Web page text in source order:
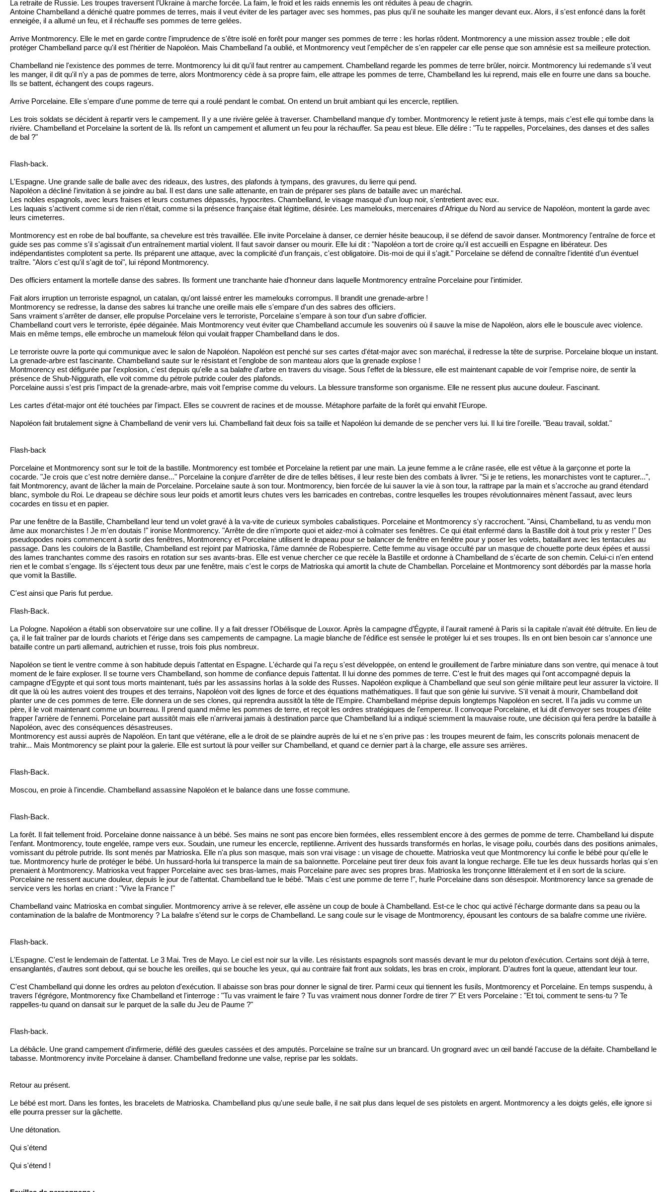
La retraite de Russie. Les troupes traversent l'Ukraine à marche forcée. La faim, le froid et les raids ennemis les ont réduites à peau de chagrin.
Antoine Chambelland a déniché quatre pommes de terres, mais il veut éviter de les partager avec ses hommes, pas plus qu'il ne souhaite les manger devant eux. Alors, il s'est enfoncé dans la forêt
enneigée, il a allumé un feu, et il réchauffe ses pommes de terre gelées.
Arrive Montmorency. Elle le met en garde contre l'imprudence de s'être isolé en forêt pour manger ses pommes de terre : les horlas rôdent. Montmorency a une mission assez trouble ; elle doit
protéger Chambelland parce qu'il est l'héritier de Napoléon. Mais Chambelland l'a oublié, et Montmorency veut l'empêcher de s'en rappeler car elle pense que son amnésie est sa meilleure protection.
Chambelland nie l'existence des pommes de terre. Montmorency lui dit qu'il faut rentrer au campement. Chambelland regarde les pommes de terre brûler, noircir. Montmorency lui redemande s'il veut
les manger, il dit qu'il n'y a pas de pommes de terre, alors Montmorency cède à sa propre faim, elle attrape les pommes de terre, Chambelland les lui reprend, mais elle en fourre une dans sa bouche.
Ils se battent, échangent des coups rageurs.
Arrive Porcelaine. Elle s'empare d'une pomme de terre qui a roulé pendant le combat. On entend un bruit ambiant qui les encercle, reptilien.
Les trois soldats se décident à repartir vers le campement. Il y a une rivière gelée à traverser. Chambelland manque d'y tomber. Montmorency le retient juste à temps, mais c'est elle qui tombe dans la
rivière. Chambelland et Porcelaine la sortent de là. Ils refont un campement et allument un feu pour la réchauffer. Sa peau est bleue. Elle délire : "Tu te rappelles, Porcelaines, des danses et des salles
de bal ?"
Flash-back.
L'Espagne. Une grande salle de balle avec des rideaux, des lustres, des plafonds à tympans, des gravures, du lierre qui pend.
Napoléon a décliné l'invitation à se joindre au bal. Il est dans une salle attenante, en train de préparer ses plans de bataille avec un maréchal.
Les nobles espagnols, avec leurs fraises et leurs costumes dépassés, hypocrites. Chambelland, le visage masqué d'un loup noir, s'entretient avec eux.
Les laquais s'activent comme si de rien n'était, comme si la présence française était légitime, désirée. Les mamelouks, mercenaires d'Afrique du Nord au service de Napoléon, montent la garde avec
leurs cimeterres.
Montmorency est en robe de bal bouffante, sa chevelure est très travaillée. Elle invite Porcelaine à danser, ce dernier hésite beaucoup, il se défend de savoir danser. Montmorency l'entraîne de force et
guide ses pas comme s'il s'agissait d'un entraînement martial violent. Il faut savoir danser ou mourir. Elle lui dit : "Napoléon a tort de croire qu'il est accueilli en Espagne en libérateur. Des
indépendantistes complotent sa perte. Ils préparent une attaque, avec la complicité d'un français, c'est obligatoire. Dis-moi de qui il s'agit." Porcelaine se défend de connaître l'identité d'un éventuel
traître. "Alors c'est qu'il s'agit de toi", lui répond Montmorency.
Des officiers entament la mortelle danse des sabres. Ils forment une tranchante haie d'honneur dans laquelle Montmorency entraîne Porcelaine pour l'intimider.
Fait alors irruption un terroriste espagnol, un catalan, qu'ont laissé entrer les mamelouks corrompus. Il brandit une grenade-arbre !
Montmorency se redresse, la danse des sabres lui tranche une oreille mais elle s'empare d'un des sabres des officiers.
Sans vraiment s'arrêter de danser, elle propulse Porcelaine vers le terroriste, Porcelaine s'empare à son tour d'un sabre d'officier.
Chambelland court vers le terroriste, épée dégainée. Mais Montmorency veut éviter que Chambelland accumule les souvenirs où il sauve la mise de Napoléon, alors elle le bouscule avec violence.
Mais en même temps, elle embroche un mamelouk félon qui voulait frapper Chambelland dans le dos.
Le terroriste ouvre la porte qui communique avec le salon de Napoléon. Napoléon est penché sur ses cartes d'état-major avec son maréchal, il redresse la tête de surprise. Porcelaine bloque un instant.
La grenade-arbre est fascinante. Chambelland saute sur le résistant et l'englobe de son manteau alors que la grenade explose !
Montmorency est défigurée par l'explosion, c'est depuis qu'elle a sa balafre d'arbre en travers du visage. Sous l'effet de la blessure, elle est maintenant capable de voir l'emprise noire, de sentir la
présence de Shub-Niggurath, elle voit comme du pétrole putride couler des plafonds.
Porcelaine aussi s'est pris l'impact de la grenade-arbre, mais voit l'emprise comme du velours. La blessure transforme son organisme. Elle ne ressent plus aucune douleur. Fascinant.
Les cartes d'état-major ont été touchées par l'impact. Elles se couvrent de racines et de mousse. Métaphore parfaite de la forêt qui envahit l'Europe.
Napoléon fait brutalement signe à Chambelland de venir vers lui. Chambelland fait deux fois sa taille et Napoléon lui demande de se pencher vers lui. Il lui tire l'oreille. "Beau travail, soldat."
Flash-back
Porcelaine et Montmorency sont sur le toit de la bastille. Montmorency est tombée et Porcelaine la retient par une main. La jeune femme a le crâne rasée, elle est vêtue à la garçonne et porte la
cocarde. "Je crois que c'est notre dernière danse..." Porcelaine la conjure d'arrêter de dire de telles bêtises, il leur reste bien des combats à livrer. "Si je te retiens, les monarchistes vont te capturer...",
fait Montmorency, avant de lâcher la main de Porcelaine. Porcelaine saute à son tour. Montmorency, bien forcée de lui sauver la vie à son tour, la rattrape par la main et s'accroche au grand étendard
blanc, symbole du Roi. Le drapeau se déchire sous leur poids et amortit leurs chutes vers les barricades en contrebas, contre lesquelles les troupes révolutionnaires mènent l'assaut, avec leurs
cocardes en tissu et en papier.
Par une fenêtre de la Bastille, Chambelland leur tend un volet gravé à la va-vite de curieux symboles cabalistiques. Porcelaine et Montmorency s'y raccrochent. "Ainsi, Chambelland, tu as vendu mon
âme aux monarchistes ! Je m'en doutais !" ironise Montmorency. "Arrête de dire n'importe quoi et aidez-moi à colmater ses fenêtres. Ce qui était enfermé dans la Bastille doit à tout prix y rester !" Des
pseudopodes noirs commencent à sortir des fenêtres, Montmorency et Porcelaine utilisent le drapeau pour se balancer de fenêtre en fenêtre pour y poser les volets, bataillant avec les tentacules au
passage. Dans les couloirs de la Bastille, Chambelland est rejoint par Matrioska, l'âme damnée de Robespierre. Cette femme au visage occulté par un masque de chouette porte deux épées et aussi
des lames tranchantes comme des rasoirs en rotation sur ses avants-bras. Elle est venue chercher ce que recèle la Bastille et ordonne à Chambelland de s'écarte de son chemin. Celui-ci n'en entend
rien et le combat s'engage. Ils s'éjectent tous deux par une fenêtre, mais c'est le corps de Matrioska qui amortit la chute de Chambellan. Porcelaine et Montmorency sont débordés par la masse horla
que vomit la Bastille.
C'est ainsi que Paris fut perdue.
Flash-Back.
La Pologne. Napoléon a établi son observatoire sur une colline. Il y a fait dresser l'Obélisque de Louxor. Après la campagne d’Égypte, il l'aurait ramené à Paris si la capitale n'avait été détruite. En lieu de
ça, il le fait traîner par de lourds chariots et l'érige dans ses campements de campagne. La magie blanche de l'édifice est sensée le protéger lui et ses troupes. Ils en ont bien besoin car s'annonce une
bataille contre un parti allemand, autrichien et russe, trois fois plus nombreux.
Napoléon se tient le ventre comme à son habitude depuis l'attentat en Espagne. L'écharde qui l'a reçu s'est développée, on entend le grouillement de l'arbre miniature dans son ventre, qui menace à tout
moment de le faire exploser. Il se tourne vers Chambelland, son homme de confiance depuis l'attentat. Il lui donne des pommes de terre. C'est le fruit des mages qui l'ont accompagné depuis la
campagne d'Egypte et qui sont tous morts maintenant, tués par les assassins horlas à la solde des Russes. Napoléon explique à Chambelland que seul son génie militaire peut leur assurer la victoire. Il
dit que là où les autres voient des troupes et des terrains, Napoléon voit des lignes de force et des équations mathématiques. Il faut que son génie lui survive. S'il venait à mourir, Chambelland doit
planter une de ces pommes de terre. Elle donnera un de ses clones, qui reprendra aussitôt la tête de l'Empire. Chambelland méprise depuis longtemps Napoléon en secret. Il l'a jadis vu comme un
père, il le voit maintenant comme un bourreau. Il prend quand même les pommes de terre, et reçoit les ordres stratégiques de l'empereur. Il convoque Porcelaine, et lui dit d'envoyer ses troupes d'élite
frapper l'arrière de l'ennemi. Porcelaine part aussitôt mais elle n'arriverai jamais à destination parce que Chambelland lui a indiqué sciemment la mauvaise route, une décision qui fera perdre la bataille à
Napoléon, avec des conséquences désastreuses.
Montmorency est aussi auprès de Napoléon. En tant que vétérane, elle a le droit de se plaindre auprès de lui et ne s'en prive pas : les troupes meurent de faim, les conscrits polonais menacent de
trahir... Mais Montmorency se plaint pour la galerie. Elle est surtout là pour veiller sur Chambelland, et quand ce dernier part à la charge, elle assure ses arrières.
Flash-Back.
Moscou, en proie à l'incendie. Chambelland assassine Napoléon et le balance dans une fosse commune.
Flash-Back.
La forêt. Il fait tellement froid. Porcelaine donne naissance à un bébé. Ses mains ne sont pas encore bien formées, elles ressemblent encore à des germes de pomme de terre. Chambelland lui dispute
l'enfant. Montmorency, toute engelée, rampe vers eux. Soudain, une rumeur les encercle, reptilienne. Arrivent des hussards transformés en horlas, le visage poilu, courbés dans des positions animales,
vomissant du pétrole putride. Ils sont menés par Matrioska. Elle n'a plus son masque, mais son vrai visage : un visage de chouette. Matrioska veut que Montmorency lui confie le bébé pour qu'elle le
tue. Montmorency hurle de protéger le bébé. Un hussard-horla lui transperce la main de sa baïonnette. Porcelaine peut tirer deux fois avant la longue recharge. Elle tue les deux hussards horlas qui s'en
prenaient à Montmorency. Matrioska veut frapper Porcelaine avec ses bras-lames, mais Porcelaine pare avec ses propres bras. Matrioska les tronçonne littéralement et il en sort de la sciure.
Porcelaine ne ressent aucune douleur, depuis le jour de l'attentat. Chambelland tue le bébé. "Mais c'est une pomme de terre !", hurle Porcelaine dans son désespoir. Montmorency lance sa grenade de
service vers les horlas en criant : "Vive la France !"
Chambelland vainc Matrioska en combat singulier. Montmorency arrive à se relever, elle assène un coup de boule à Chambelland. Est-ce le choc qui activé l'écharge dormante dans sa peau ou la
contamination de la balafre de Montmorency ? La balafre s'étend sur le corps de Chambelland. Le sang coule sur le visage de Montmorency, épousant les contours de sa balafre comme une rivière.
Flash-back.
L'Espagne. C'est le lendemain de l'attentat. Le 3 Mai. Tres de Mayo. Le ciel est noir sur la ville. Les résistants espagnols sont massés devant le mur du peloton d'exécution. Certains sont déjà à terre,
ensanglantés, d'autres sont debout, qui se bouche les oreilles, qui se bouche les yeux, qui au contraire fait front aux soldats, les bras en croix, implorant. D'autres font la queue, attendant leur tour.
C'est Chambelland qui donne les ordres au peloton d'exécution. Il abaisse son bras pour donner le signal de tirer. Parmi ceux qui tiennent les fusils, Montmorency et Porcelaine. En temps suspendu, à
travers l'égrégore, Montmorency fixe Chambelland et l'interroge : "Tu vas vraiment le faire ? Tu vas vraiment nous donner l'ordre de tirer ?" Et vers Porcelaine : "Et toi, comment te sens-tu ? Te
rappelles-tu quand on dansait sur le parquet de la salle du Jeu de Paume ?"
Flash-back.
La débâcle. Une grand campement d'infirmerie, défilé des gueules cassées et des amputés. Porcelaine se traîne sur un brancard. Un grognard avec un œil bandé l'accuse de la défaite. Chambelland le
tabasse. Montmorency invite Porcelaine à danser. Chambelland fredonne une valse, reprise par les soldats.
Retour au présent.
Le bébé est mort. Dans les fontes, les bracelets de Matrioska. Chambelland plus qu'une seule balle, il ne sait plus dans lequel de ses pistolets en argent. Montmorency a les doigts gelés, elle ignore si
elle pourra presser sur la gâchette.
Une détonation.
Qui s'étend
Qui s'étend !